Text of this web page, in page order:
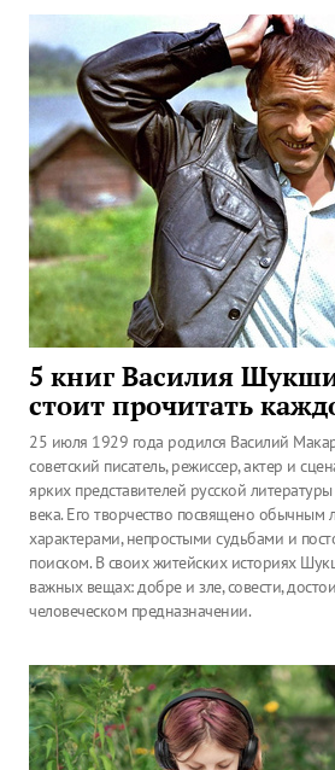
5 книг Василия
стоит прочитать
25 июля 1929 года родился Василий
советский писатель, режиссер, актер и
ярких представителей русской
века. Его творчество посвящено
характерами, непростыми судьбами и
поиском. В своих житейских историях
важных вещах: добре и зле, совести,
человеческом предназначении.